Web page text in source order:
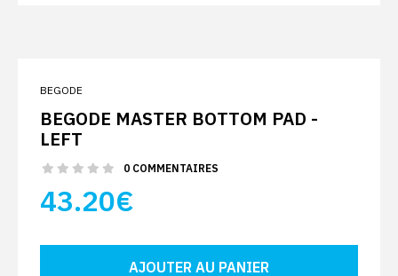
BEGODE
BEGODE MASTER BOTTOM PAD -
LEFT
0 COMMENTAIRES
43.20€